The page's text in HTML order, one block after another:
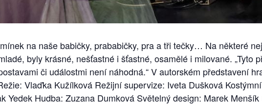
na naše babičky, prababičky, pra a tři tečky… Na některé
byly krásné, nešťastné i šťastné, osamělé i milované. „Tyto
či událostmi není náhodná.“ V autorském představení
Vlaďka Kužílková Režijní supervize: Iveta Dušková
Yedek Hudba: Zuzana Dumková Světelný design: Marek